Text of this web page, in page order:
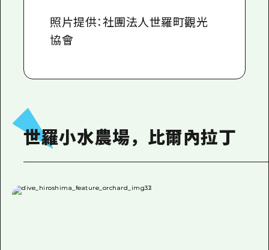
照片提供：社團法人世羅町觀光
協會
世羅小水農場，比爾內拉丁